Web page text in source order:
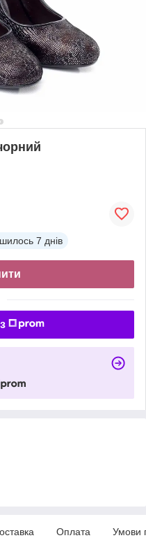
7 днів
Оплата Умови